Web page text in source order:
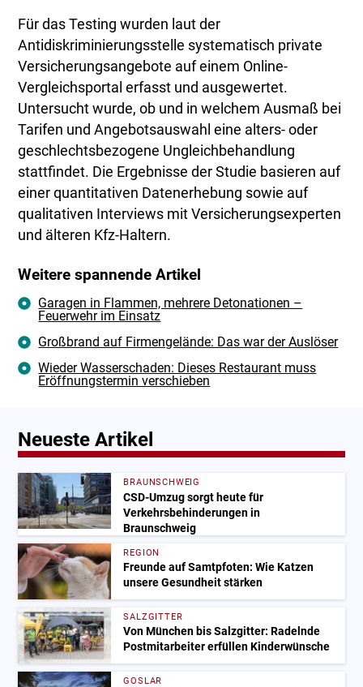
Für das Testing wurden laut der
Antidiskriminierungsstelle systematisch private
Versicherungsangebote auf einem Online-
Vergleichsportal erfasst und ausgewertet.
Untersucht wurde, ob und in welchem Ausmaß bei
Tarifen und Angebotsauswahl eine alters- oder
geschlechtsbezogene Ungleichbehandlung
stattfindet. Die Ergebnisse der Studie basieren auf
einer quantitativen Datenerhebung sowie auf
qualitativen Interviews mit Versicherungsexperten
und älteren Kfz-Haltern.
Weitere spannende Artikel
Garagen in Flammen, mehrere Detonationen –
Feuerwehr im Einsatz
Großbrand auf Firmengelände: Das war der Auslöser
Wieder Wasserschaden: Dieses Restaurant muss
Eröffnungstermin verschieben
Neueste Artikel
BRAUNSCHWEIG
CSD-Umzug sorgt heute für
Verkehrsbehinderungen in
Braunschweig
REGION
Freunde auf Samtpfoten: Wie Katzen
unsere Gesundheit stärken
SALZGITTER
Von München bis Salzgitter: Radelnde
Postmitarbeiter erfüllen Kinderwünsche
GOSLAR